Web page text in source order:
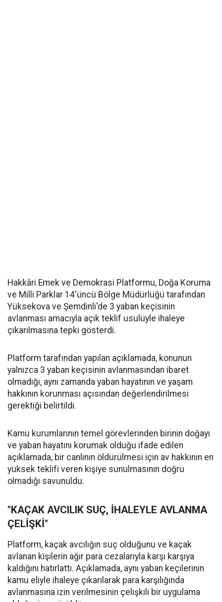
Hakkâri Emek ve Demokrasi Platformu, Doğa Koruma
ve Milli Parklar 14'üncü Bölge Müdürlüğü tarafından
Yüksekova ve Şemdinli'de 3 yaban keçisinin
avlanması amacıyla açık teklif usulüyle ihaleye
çıkarılmasına tepki gösterdi.
Platform tarafından yapılan açıklamada, konunun
yalnızca 3 yaban keçisinin avlanmasından ibaret
olmadığı, aynı zamanda yaban hayatının ve yaşam
hakkının korunması açısından değerlendirilmesi
gerektiği belirtildi.
Kamu kurumlarının temel görevlerinden birinin doğayı
ve yaban hayatını korumak olduğu ifade edilen
açıklamada, bir canlının öldürülmesi için av hakkının en
yüksek teklifi veren kişiye sunulmasının doğru
olmadığı savunuldu.
"KAÇAK AVCILIK SUÇ, İHALEYLE AVLANMA
ÇELİŞKİ"
Platform, kaçak avcılığın suç olduğunu ve kaçak
avlanan kişilerin ağır para cezalarıyla karşı karşıya
kaldığını hatırlattı. Açıklamada, aynı yaban keçilerinin
kamu eliyle ihaleye çıkarılarak para karşılığında
avlanmasına izin verilmesinin çelişkili bir uygulama